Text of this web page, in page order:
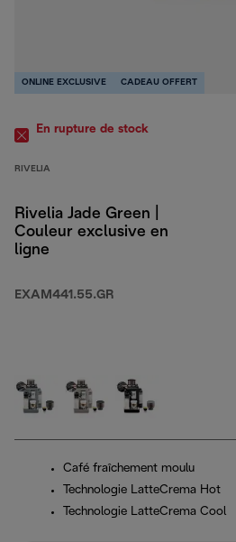
ONLINE EXCLUSIVE CADEAU OFFERT
En rupture de stock
RIVELIA
Rivelia Jade Green |
Couleur exclusive en
ligne
EXAM441.55.GR
Café fraîchement moulu
Technologie LatteCrema Hot
Technologie LatteCrema Cool